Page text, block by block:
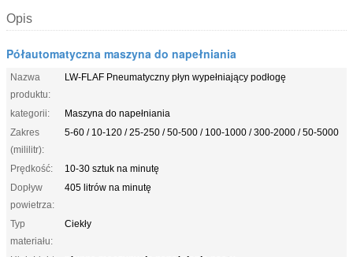
Opis
Półautomatyczna maszyna do napełniania
Nazwa
produktu:
LW-FLAF Pneumatyczny płyn wypełniający podłogę
kategorii:
Maszyna do napełniania
Zakres
(mililitr):
5-60 / 10-120 / 25-250 / 50-500 / 100-1000 / 300-2000 / 50-5000
Prędkość:
10-30 sztuk na minutę
Dopływ
powietrza:
405 litrów na minutę
Typ
materiału:
Ciekły